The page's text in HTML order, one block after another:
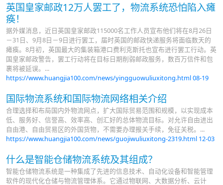
英国皇家邮政12万人罢工了，物流系统恐怕陷入瘫
痪！
据外媒消息，近日英国皇家邮政115000名工作人员宣布他们将在8月26日
－31日、9月8日－9日进行罢工，届时英国的邮政快递服务将面临数天的
瘫痪。8月初，英国最大的集装箱港口费利克斯托也宣布进行罢工行动。英
国皇家邮政警告，罢工行动将在目标日期削弱邮政服务，数百万信件和包
裹将被延误。...
https://www.huangjia100.com/news/yingguowuliuxitong.html08-19
国际物流系统和国际物流网络相关介绍
合理选择和布局国内外物流网点，扩大国际贸易范围和规模，以实现成本
低、服务好、信誉高、效率高、创汇好的总体物流目标。对允许自由进出
自由港、自由贸易区的外国货物，不需要办理报关手续，免征关税。...
https://www.huangjia100.com/news/guojiwuliuxitong-2319.html 12-03
什么是智能仓储物流系统及其组成？
智能仓储物流系统是一种集成了先进的信息技术、自动化设备和智能管理
软件的现代化仓储与物流管理体系。它通过物联网、大数据分析、云计